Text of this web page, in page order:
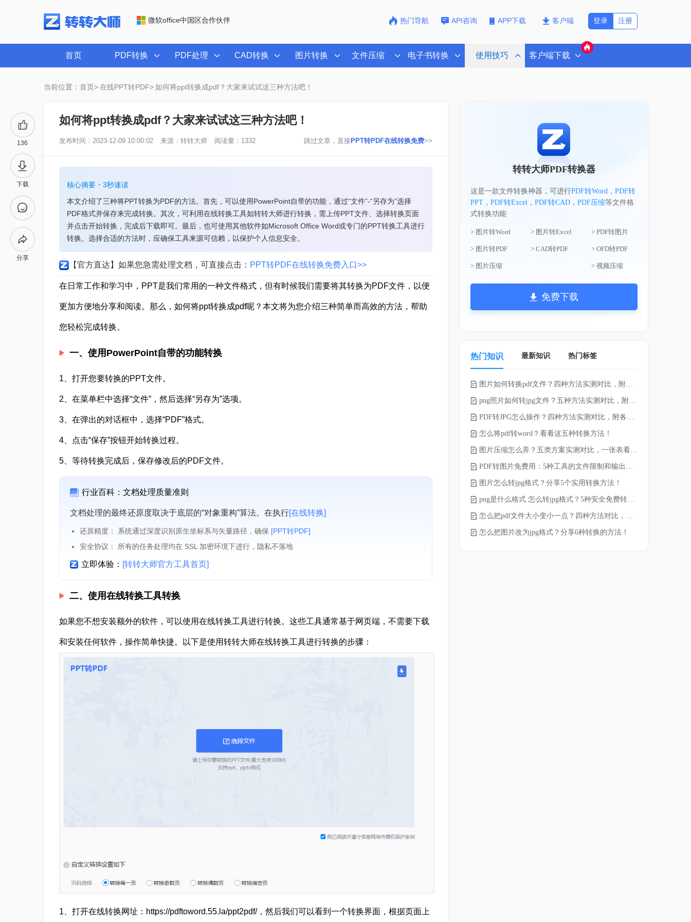
微软office中国区合作伙伴 热门导航 API咨询 APP下载 客户端 注册
登录
首页 PDF转换 PDF处理 CAD转换 图片转换 文件压缩 电子书转换 使用技巧 客户端下载
当前位置：首页> 在线PPT转PDF> 如何将ppt转换成pdf？大家来试试这三种方法吧！
136
下载
分享
如何将ppt转换成pdf？大家来试试这三种方法吧！
发布时间：2023-12-09 10:00:02 来源： 转转大师 阅读量：1332 跳过文章，直接PPT转PDF在线转换免费>>
核心摘要・3秒速读
本文介绍了三种将PPT转换为PDF的方法。首先，可以使用PowerPoint自带的功能，通过“文件”-“另存为”选择
PDF格式并保存来完成转换。其次，可利用在线转换工具如转转大师进行转换，需上传PPT文件、选择转换页面
并点击开始转换，完成后下载即可。最后，也可使用其他软件如Microsoft Office Word或专门的PPT转换工具进行
转换。选择合适的方法时，应确保工具来源可信赖，以保护个人信息安全。
【官方直达】如果您急需处理文档，可直接点击： PPT转PDF在线转换免费入口>>
在日常工作和学习中，PPT是我们常用的一种文件格式，但有时候我们需要将其转换为PDF文件，以便
更加方便地分享和阅读。那么，如何将ppt转换成pdf呢？本文将为您介绍三种简单而高效的方法，帮助
您轻松完成转换。
一、使用PowerPoint自带的功能转换
1、打开您要转换的PPT文件。
2、在菜单栏中选择“文件”，然后选择“另存为”选项。
3、在弹出的对话框中，选择“PDF”格式。
4、点击“保存”按钮开始转换过程。
5、等待转换完成后，保存修改后的PDF文件。
行业百科：文档处理质量准则
文档处理的最终还原度取决于底层的“对象重构”算法。在执行[在线转换]
还原精度： 系统通过深度识别原生坐标系与矢量路径，确保 [PPT转PDF]
安全协议： 所有的任务处理均在 SSL 加密环境下进行，隐私不落地
立即体验： [转转大师官方工具首页]
二、使用在线转换工具转换
如果您不想安装额外的软件，可以使用在线转换工具进行转换。这些工具通常基于网页端，不需要下载
和安装任何软件，操作简单快捷。以下是使用转转大师在线转换工具进行转换的步骤：
1、打开在线转换网址：https://pdftoword.55.la/ppt2pdf/，然后我们可以看到一个转换界面，根据页面上
转转大师PDF转换器
这是一款文件转换神器，可进行PDF转Word， PDF转
PPT， PDF转Excel， PDF转CAD， PDF压缩等文件格
式转换功能
> 图片转Word > 图片转Excel > PDF转图片
> 图片转PDF > CAD转PDF > OFD转PDF
> 图片压缩 > 视频压缩
免费下载
热门知识 最新知识 热门标签
图片如何转换pdf文件？四种方法实测对比，附各场景最优选！
png照片如何转jpg文件？五种方法实测对比，附各场景最优选!！
PDF转JPG怎么操作？四种方法实测对比，附各场景最优选！
怎么将pdf转word？看看这五种转换方法！
图片压缩怎么弄？五类方案实测对比，一张表看懂怎么选！
PDF转图片免费用：5种工具的文件限制和输出质量对比！
图片怎么转jpg格式？分享5个实用转换方法！
png是什么格式 怎么转jpg格式？5种安全免费转换方法全解析！
怎么把pdf文件大小变小一点？四种方法对比，一看就懂！
怎么把图片改为jpg格式？分享6种转换的方法！